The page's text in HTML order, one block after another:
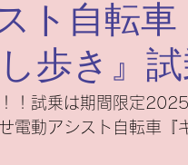
旅 点検 ヤマ
ども スズキ 電動
ト自転
歩き』
！試乗は期間限定
電動アシスト自転車『